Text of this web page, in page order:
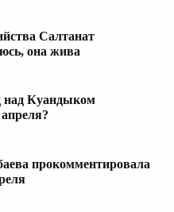
Салтанат
она жива
над Куандыком
прокомментировала